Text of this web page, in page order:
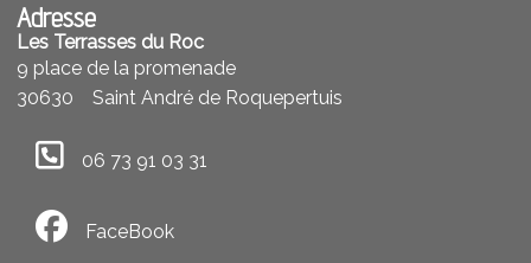
Adresse
Les Terrasses du Roc
9 place de la promenade
30630
Saint André de Roquepertuis
06 73 91 03 31
FaceBook